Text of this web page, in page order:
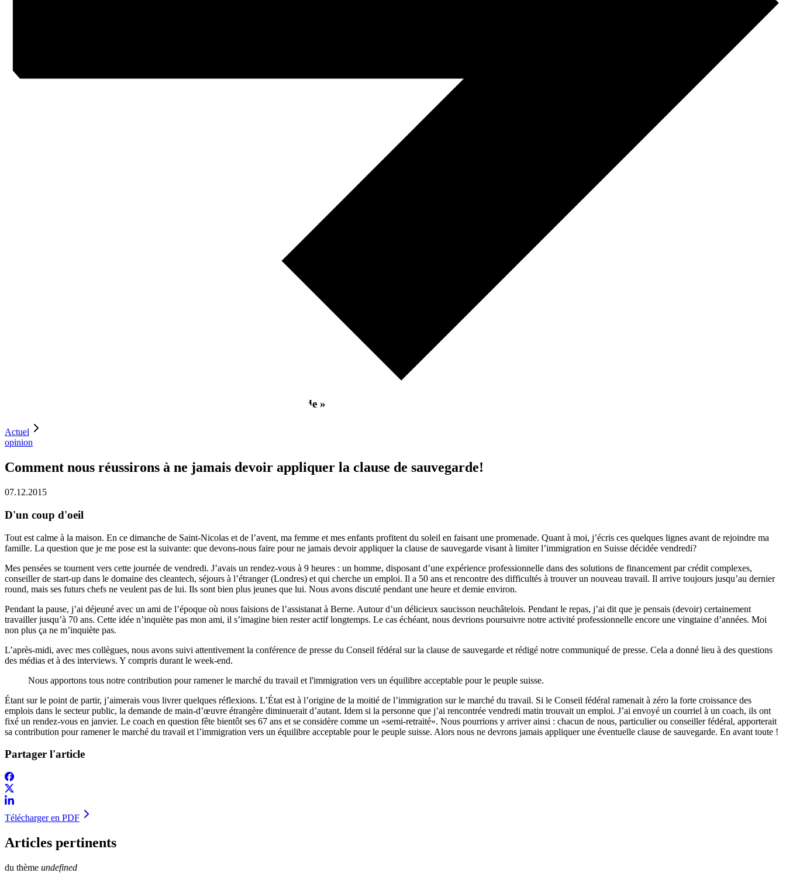
Ainsi nous ne devrons jamais appliquer la clause de sauvegarde »
Actuel
opinion
Comment nous réussirons à ne jamais devoir appliquer la clause de sauvegarde!
07.12.2015
D'un coup d'oeil
Tout est calme à la maison. En ce dimanche de Saint-Nicolas et de l’avent, ma femme et mes enfants profitent du soleil en faisant une promenade. Quant à moi, j’écris ces quelques lignes avant de rejoindre ma
famille. La question que je me pose est la suivante: que devons-nous faire pour ne jamais devoir appliquer la clause de sauvegarde visant à limiter l’immigration en Suisse décidée vendredi?
Mes pensées se tournent vers cette journée de vendredi. J’avais un rendez-vous à 9 heures : un homme, disposant d’une expérience professionnelle dans des solutions de financement par crédit complexes,
conseiller de start-up dans le domaine des cleantech, séjours à l’étranger (Londres) et qui cherche un emploi. Il a 50 ans et rencontre des difficultés à trouver un nouveau travail. Il arrive toujours jusqu’au dernier
round, mais ses futurs chefs ne veulent pas de lui. Ils sont bien plus jeunes que lui. Nous avons discuté pendant une heure et demie environ.
Pendant la pause, j’ai déjeuné avec un ami de l’époque où nous faisions de l’assistanat à Berne. Autour d’un délicieux saucisson neuchâtelois. Pendant le repas, j’ai dit que je pensais (devoir) certainement
travailler jusqu’à 70 ans. Cette idée n’inquiète pas mon ami, il s’imagine bien rester actif longtemps. Le cas échéant, nous devrions poursuivre notre activité professionnelle encore une vingtaine d’années. Moi
non plus ça ne m’inquiète pas.
L’après-midi, avec mes collègues, nous avons suivi attentivement la conférence de presse du Conseil fédéral sur la clause de sauvegarde et rédigé notre communiqué de presse. Cela a donné lieu à des questions
des médias et à des interviews. Y compris durant le week-end.
Nous apportons tous notre contribution pour ramener le marché du travail et l'immigration vers un équilibre acceptable pour le peuple suisse.
Étant sur le point de partir, j’aimerais vous livrer quelques réflexions. L’État est à l’origine de la moitié de l’immigration sur le marché du travail. Si le Conseil fédéral ramenait à zéro la forte croissance des
emplois dans le secteur public, la demande de main-d’œuvre étrangère diminuerait d’autant. Idem si la personne que j’ai rencontrée vendredi matin trouvait un emploi. J’ai envoyé un courriel à un coach, ils ont
fixé un rendez-vous en janvier. Le coach en question fête bientôt ses 67 ans et se considère comme un «semi-retraité». Nous pourrions y arriver ainsi : chacun de nous, particulier ou conseiller fédéral, apporterait
sa contribution pour ramener le marché du travail et l’immigration vers un équilibre acceptable pour le peuple suisse. Alors nous ne devrons jamais appliquer une éventuelle clause de sauvegarde. En avant toute !
Partager l'article
Télécharger en PDF
Articles pertinents
du thème undefined